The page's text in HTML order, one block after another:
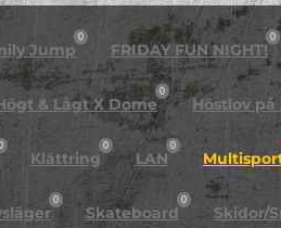
Jump
0
FRIDAY FUN NIGHT!
0
& Lågt X Dome
0
Höstlov på
Klättring
0
LAN
0
0
Skateboard
0
Skidor/